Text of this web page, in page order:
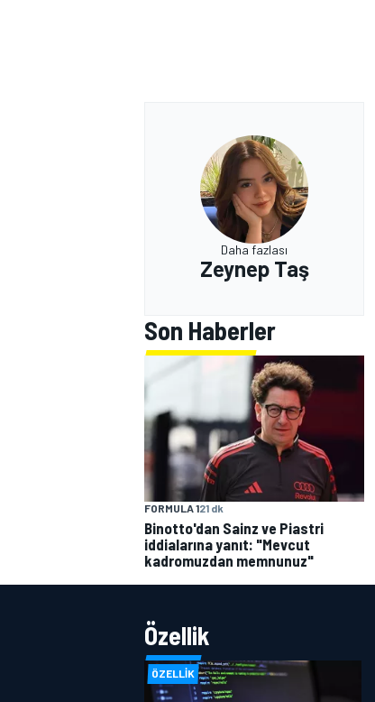
Daha fazlası
Zeynep Taş
Son Haberler
FORMULA 121 dk
Binotto'dan Sainz ve Piastri
iddialarına yanıt: "Mevcut
kadromuzdan memnunuz"
Özellik
ÖZELLIK